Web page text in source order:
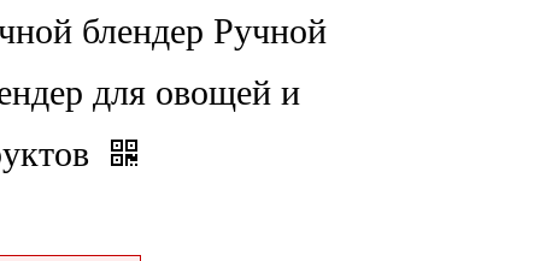
блендер Ручной
для овощей и